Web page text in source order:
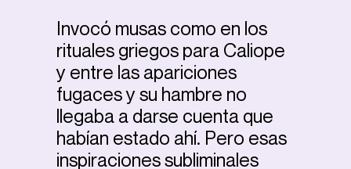
Invocó musas como en los
rituales griegos para Caliope
y entre las apariciones
fugaces y su hambre no
llegaba a darse cuenta que
habían estado ahí. Pero esas
inspiraciones subliminales